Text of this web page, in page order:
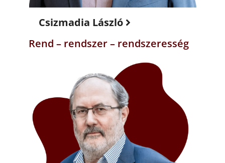
Csizmadia László
Rend – rendszer – rendszeresség